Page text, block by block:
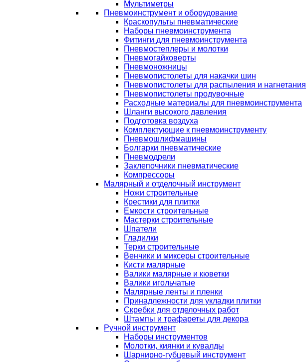
Мультиметры
Пневмоинструмент и оборудование
Краскопульты пневматические
Наборы пневмоинструмента
Фитинги для пневмоинструмента
Пневмостеплеры и молотки
Пневмогайковерты
Пневмоножницы
Пневмопистолеты для накачки шин
Пневмопистолеты для распыления и нагнетания
Пневмопистолеты продувочные
Расходные материалы для пневмоинструмента
Шланги высокого давления
Подготовка воздуха
Комплектующие к пневмоинструменту
Пневмошлифмашины
Болгарки пневматические
Пневмодрели
Заклепочники пневматические
Компрессоры
Малярный и отделочный инструмент
Ножи строительные
Крестики для плитки
Емкости строительные
Мастерки строительные
Шпатели
Гладилки
Терки строительные
Венчики и миксеры строительные
Кисти малярные
Валики малярные и кюветки
Валики игольчатые
Малярные ленты и пленки
Принадлежности для укладки плитки
Скребки для отделочных работ
Штампы и трафареты для декора
Ручной инструмент
Наборы инструментов
Молотки, киянки и кувалды
Шарнирно-губцевый инструмент